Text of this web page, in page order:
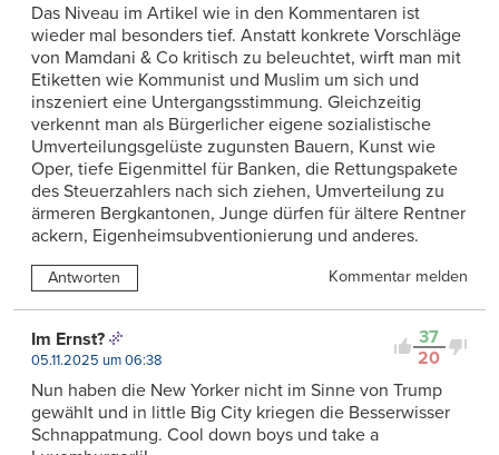
Das Niveau im Artikel wie in den Kommentaren ist
wieder mal besonders tief. Anstatt konkrete Vorschläge
von Mamdani & Co kritisch zu beleuchtet, wirft man mit
Etiketten wie Kommunist und Muslim um sich und
inszeniert eine Untergangsstimmung. Gleichzeitig
verkennt man als Bürgerlicher eigene sozialistische
Umverteilungsgelüste zugunsten Bauern, Kunst wie
Oper, tiefe Eigenmittel für Banken, die Rettungspakete
des Steuerzahlers nach sich ziehen, Umverteilung zu
ärmeren Bergkantonen, Junge dürfen für ältere Rentner
ackern, Eigenheimsubventionierung und anderes.
Antworten Kommentar melden
37
20
Im Ernst?
05.11.2025 um 06:38
Nun haben die New Yorker nicht im Sinne von Trump
gewählt und in little Big City kriegen die Besserwisser
Schnappatmung. Cool down boys und take a